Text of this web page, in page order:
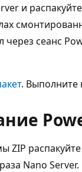
и
сеанс
. Выполните
распакуйте
Nano Server.